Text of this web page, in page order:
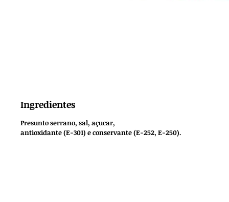
Ingredientes
Presunto serrano, sal, açucar,
antioxidante (E-301) e conservante (E-252, E-250).